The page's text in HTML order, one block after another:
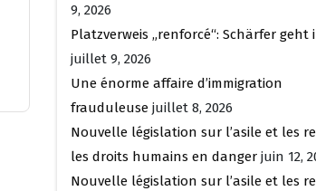
9, 2026
Platzverweis „renforcé“: Schärfer geht
juillet 9, 2026
Une énorme affaire d’immigration
frauduleuse juillet 8, 2026
Nouvelle législation sur l’asile et les
les droits humains en danger juin 12,
Nouvelle législation sur l’asile et les